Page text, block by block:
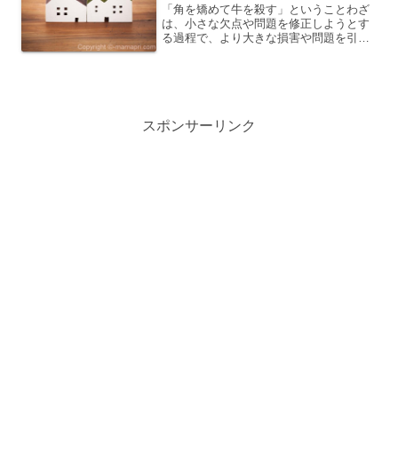
「角を矯めて牛を殺す」ということわざ
は、小さな欠点や問題を修正しようとす
る過程で、より大きな損害や問題を引き
スポンサーリンク